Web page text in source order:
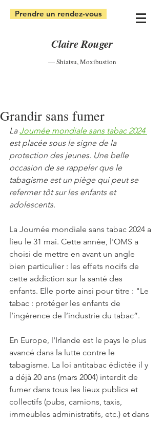
Prendre un rendez-vous
Claire Rouger
— Shiatsu,Moxibustion
Grandir sans fumer
La Journée mondiale sans tabac 2024
est placée sous le signe de la
protection des jeunes. Une belle
occasion de se rappeler que le
tabagisme est un piège qui peut se
refermer tôt sur les enfants et
adolescents.
La Journée mondiale sans tabac 2024 a
lieu le 31 mai. Cette année, l'OMS a
choisi de mettre en avant un angle
bien particulier : les effets nocifs de
cette addiction sur la santé des
enfants. Elle porte ainsi pour titre : "Le
tabac : protéger les enfants de
l’ingérence de l’industrie du tabac”.
En Europe, l'Irlande est le pays le plus
avancé dans la lutte contre le
tabagisme. La loi antitabac édictée il y
a déjà 20 ans (mars 2004) interdit de
fumer dans tous les lieux publics et
collectifs (pubs, camions, taxis,
immeubles administratifs, etc.) et dans